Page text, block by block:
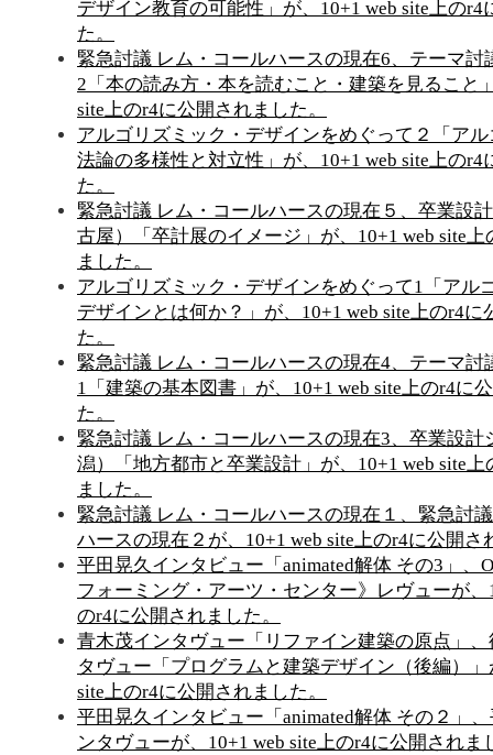
デザイン教育の可能性」が、10+1 web site上のr4
た。
緊急討議 レム・コールハースの現在6、テーマ
2「本の読み方・本を読むこと・建築を見ること
site上のr4に公開されました。
アルゴリズミック・デザインをめぐって２「ア
法論の多様性と対立性」が、10+1 web site上のr4
た。
緊急討議 レム・コールハースの現在５、卒業設
古屋）「卒計展のイメージ」が、10+1 web site
ました。
アルゴリズミック・デザインをめぐって1「アル
デザインとは何か？」が、10+1 web site上のr4に
た。
緊急討議 レム・コールハースの現在4、テーマ
1「建築の基本図書」が、10+1 web site上のr4に
た。
緊急討議 レム・コールハースの現在3、卒業設計
潟）「地方都市と卒業設計」が、10+1 web site
ました。
緊急討議 レム・コールハースの現在１、緊急討
ハースの現在２が、10+1 web site上のr4に公開さ
平田晃久インタビュー「animated解体 その3」、
フォーミング・アーツ・センター》レヴューが、
のr4に公開されました。
青木茂インタヴュー「リファイン建築の原点」
タヴュー「プログラムと建築デザイン（後編）」
site上のr4に公開されました。
平田晃久インタビュー「animated解体 その２」
ンタヴューが、10+1 web site上のr4に公開されま